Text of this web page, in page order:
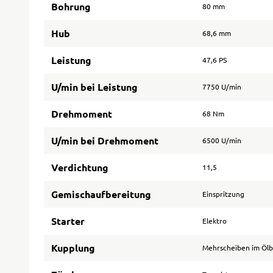
Bohrung 80 mm
Hub 68,6 mm
Leistung 47,6 PS
U/min bei Leistung 7750 U/min
Drehmoment 68 Nm
U/min bei Drehmoment 6500 U/min
Verdichtung 11,5
Gemischaufbereitung Einspritzung
Starter Elektro
Kupplung Mehrscheiben im